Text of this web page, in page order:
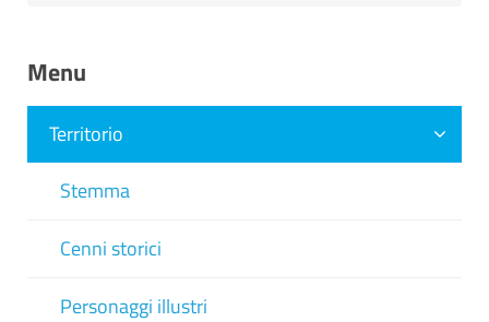
Menu
Territorio
Stemma
Cenni storici
Personaggi illustri